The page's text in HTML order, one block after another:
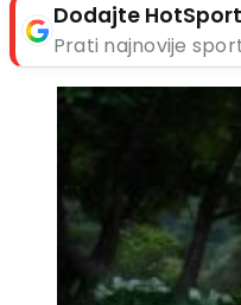
Dodajte
Prati najnovije